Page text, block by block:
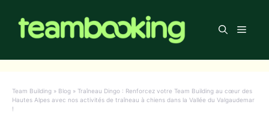
contenu
Menu
Team Building » Blog » Traîneau Dingo : Renforcez votre Team Building au cœur des
Hautes Alpes avec nos activités de traîneau à chiens dans la Vallée du Valgaudemar
!